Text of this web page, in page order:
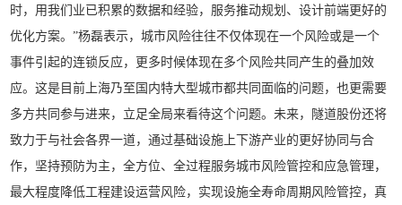
时，用我们业已积累的数据和经验，服务推动规划、设计前端更好的
优化方案。”杨磊表示，城市风险往往不仅体现在一个风险或是一个
事件引起的连锁反应，更多时候体现在多个风险共同产生的叠加效
应。这是目前上海乃至国内特大型城市都共同面临的问题，也更需要
多方共同参与进来，立足全局来看待这个问题。未来，隧道股份还将
致力于与社会各界一道，通过基础设施上下游产业的更好协同与合
作，坚持预防为主，全方位、全过程服务城市风险管控和应急管理，
最大程度降低工程建设运营风险，实现设施全寿命周期风险管控，真